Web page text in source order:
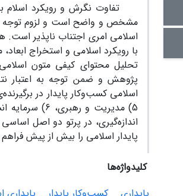
تفاوت نگرش و رویکرد اسلام
مشخص و واضح است و لزوم توجه
اسلامی امری اجتناب ناپذیر
با رویکرد اسلامی و استخراج
تحلیل محتوای کیفی متون
پژوهش و ضمن توجه به اعتبار
اندازه‌گیری، در پرتو دو اصل
پایدار اسلامی را بیش از پیش
کلیدواژه‌ها